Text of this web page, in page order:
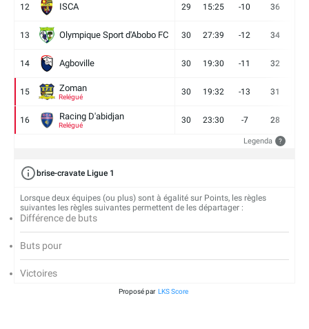
12 ISCA 29 15:25 -10 36
13 Olympique Sport d'Abobo FC 30 27:39 -12 34
14 Agboville 30 19:30 -11 32
15 Zoman
Relégué
30 19:32 -13 31
16 Racing D'abidjan
Relégué
30 23:30 -7 28
Legenda ?
brise-cravate Ligue 1
Lorsque deux équipes (ou plus) sont à égalité sur Points, les règles
suivantes les règles suivantes permettent de les départager :
Différence de buts
Buts pour
Victoires
Proposé par LKS Score